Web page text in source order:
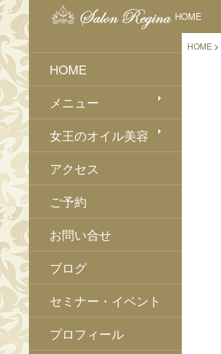
HOME
HOME >
HOME
メニュー
女王のオイル美容
アクセス
ご予約
お問い合せ
ブログ
セミナー・イベント
プロフィール